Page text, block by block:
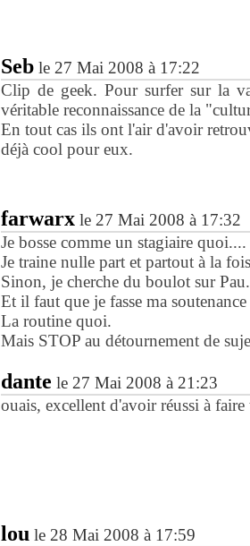
Seble 27 Mai 2008 à 17:22
Clip de geek. Pour surfer sur la
véritable reconnaissance de la
En tout cas ils ont l'air d'avoir
déjà cool pour eux.
farwarxle 27 Mai 2008 à 17:32
Je bosse comme un stagiaire quoi....
Je traine nulle part et partout à la
Sinon, je cherche du boulot sur Pau.
Et il faut que je fasse ma soutenance
La routine quoi.
Mais STOP au détournement de
dante le 27 Mai 2008 à 21:23
ouais, excellent d'avoir réussi à faire
lou le 28 Mai 2008 à 17:59